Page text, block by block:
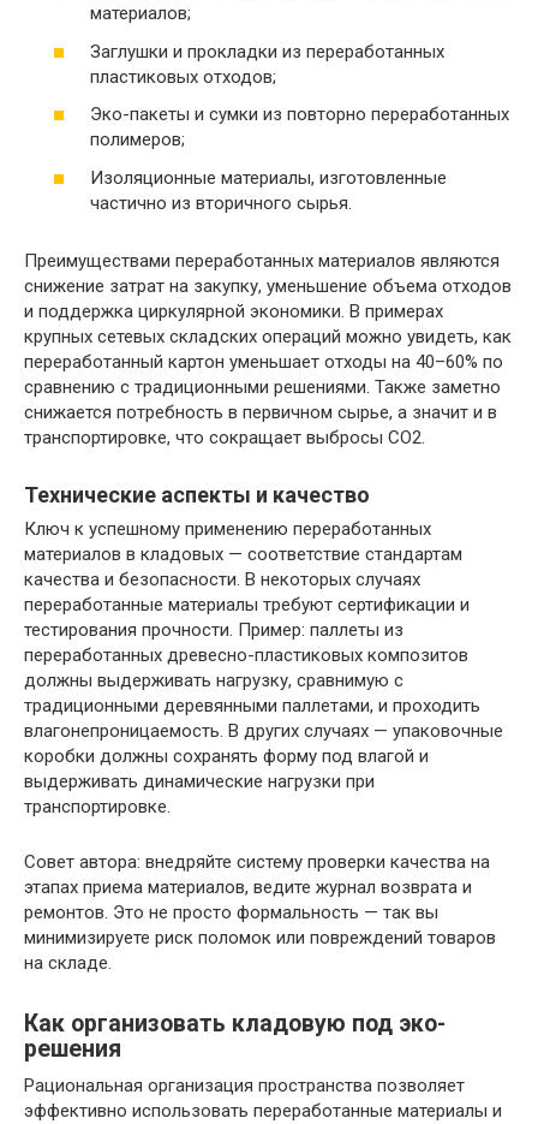
материалов;
Заглушки и прокладки из переработанных
пластиковых отходов;
Эко-пакеты и сумки из повторно переработанных
полимеров;
Изоляционные материалы, изготовленные
частично из вторичного сырья.
Преимуществами переработанных материалов являются
снижение затрат на закупку, уменьшение объема отходов
и поддержка циркулярной экономики. В примерах
крупных сетевых складских операций можно увидеть, как
переработанный картон уменьшает отходы на 40–60% по
сравнению с традиционными решениями. Также заметно
снижается потребность в первичном сырье, а значит и в
транспортировке, что сокращает выбросы CO2.
Технические аспекты и качество
Ключ к успешному применению переработанных
материалов в кладовых — соответствие стандартам
качества и безопасности. В некоторых случаях
переработанные материалы требуют сертификации и
тестирования прочности. Пример: паллеты из
переработанных древесно-пластиковых композитов
должны выдерживать нагрузку, сравнимую с
традиционными деревянными паллетами, и проходить
влагонепроницаемость. В других случаях — упаковочные
коробки должны сохранять форму под влагой и
выдерживать динамические нагрузки при
транспортировке.
Совет автора: внедряйте систему проверки качества на
этапах приема материалов, ведите журнал возврата и
ремонтов. Это не просто формальность — так вы
минимизируете риск поломок или повреждений товаров
на складе.
Как организовать кладовую под эко-
решения
Рациональная организация пространства позволяет
эффективно использовать переработанные материалы и